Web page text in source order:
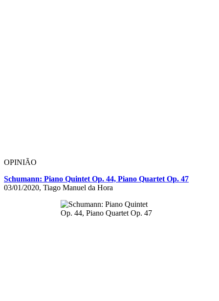
OPINIÃO
Schumann: Piano Quintet Op. 44, Piano Quartet Op. 47
03/01/2020, Tiago Manuel da Hora